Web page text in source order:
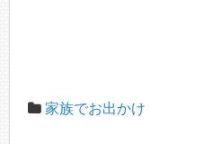
家族でお出かけ